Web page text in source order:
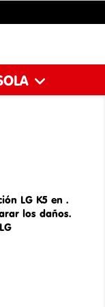
LG K5 en .
los daños.